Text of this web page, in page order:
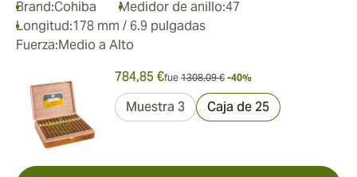
Brand:Cohiba Medidor de anillo:47
Longitud:178 mm / 6.9 pulgadas
Fuerza:Medio a Alto
784,85 €fue 1308,09 € -40%
Muestra 3 Caja de 25